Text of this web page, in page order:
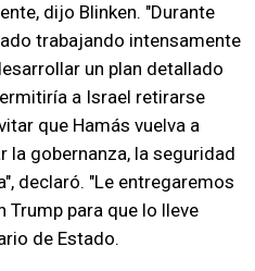
dijo Blinken. "Durante
trabajando intensamente
un plan detallado
a Israel retirarse
que Hamás vuelva a
la gobernanza, la seguridad
declaró. "Le entregaremos
Trump para que lo lleve
de Estado.